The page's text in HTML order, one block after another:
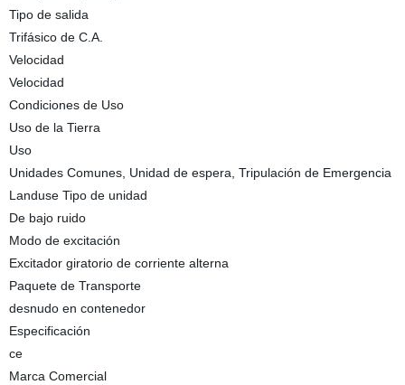
Tipo de salida
Trifásico de C.A.
Velocidad
Velocidad
Condiciones de Uso
Uso de la Tierra
Uso
Unidades Comunes, Unidad de espera, Tripulación de Emergencia
Landuse Tipo de unidad
De bajo ruido
Modo de excitación
Excitador giratorio de corriente alterna
Paquete de Transporte
desnudo en contenedor
Especificación
ce
Marca Comercial